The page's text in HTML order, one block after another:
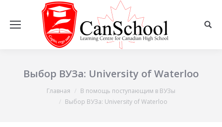
Выбор ВУЗа: University of Waterloo
Главная
В помощь поступающим в ВУЗы
Выбор ВУЗа: University of Waterloo